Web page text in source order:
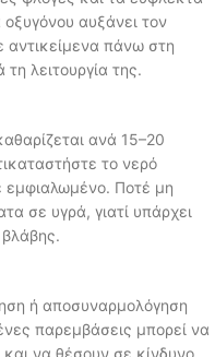
αυξάνει τον
αντικείμενα πάνω στη
λειτουργία της.
ανά 15–20
το νερό
εμφιαλωμένο. Ποτέ μη
σε υγρά, γιατί υπάρχει
ή αποσυναρμολόγηση
παρεμβάσεις μπορεί να
να θέσουν σε κίνδυνο